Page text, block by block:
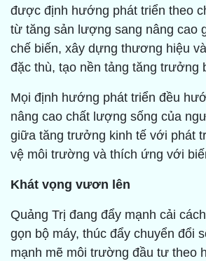
được định hướng phát triển theo
từ tăng sản lượng sang nâng cao
chế biến, xây dựng thương hiệu
đặc thù, tạo nền tảng tăng trưởng
Mọi định hướng phát triển đều
nâng cao chất lượng sống của
giữa tăng trưởng kinh tế với phát
vệ môi trường và thích ứng với
Khát vọng vươn lên
Quảng Trị đang đẩy mạnh cải
gọn bộ máy, thúc đẩy chuyển đổi
mạnh mẽ môi trường đầu tư theo